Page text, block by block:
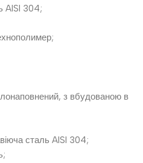
AISI 304;
з вбудованою в
сталь AISI 304;